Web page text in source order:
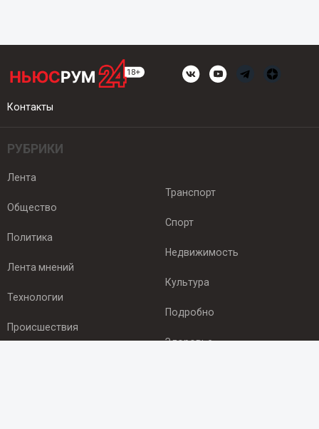
Контакты
РУБРИКИ
Лента
Общество
Политика
Лента мнений
Технологии
Происшествия
Транспорт
Спорт
Недвижимость
Культура
Подробно
Здоровье